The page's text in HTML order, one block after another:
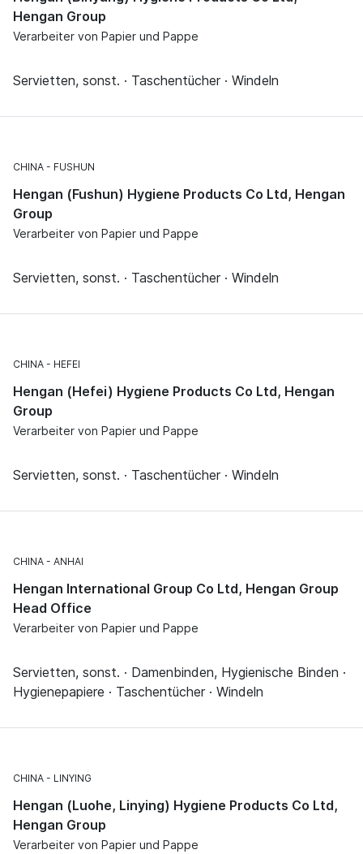
Hengan Group
Verarbeiter von Papier und Pappe
Servietten, sonst. · Taschentücher · Windeln
CHINA FUSHUN
Hengan (Fushun) Hygiene Products Co Ltd, Hengan
Group
Verarbeiter von Papier und Pappe
Servietten, sonst. · Taschentücher · Windeln
CHINA HEFEI
Hengan (Hefei) Hygiene Products Co Ltd, Hengan
Group
Verarbeiter von Papier und Pappe
Servietten, sonst. · Taschentücher · Windeln
CHINA ANHAI
Hengan International Group Co Ltd, Hengan Group
Head Office
Verarbeiter von Papier und Pappe
Servietten, sonst. · Damenbinden, Hygienische Binden ·
Hygienepapiere · Taschentücher · Windeln
CHINA LINYING
Hengan (Luohe, Linying) Hygiene Products Co Ltd,
Hengan Group
Verarbeiter von Papier und Pappe